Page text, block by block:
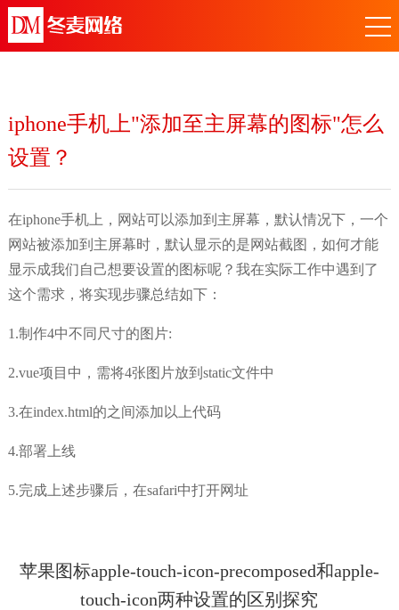
iphone手机上"添加至主屏幕的图标"怎么
设置？
在iphone手机上，网站可以添加到主屏幕，默认情况下，一个
网站被添加到主屏幕时，默认显示的是网站截图，如何才能
显示成我们自己想要设置的图标呢？我在实际工作中遇到了
这个需求，将实现步骤总结如下：
1.制作4中不同尺寸的图片:
2.vue项目中，需将4张图片放到static文件中
3.在index.html的之间添加以上代码
4.部署上线
5.完成上述步骤后，在safari中打开网址
苹果图标apple-touch-icon-precomposed和apple-
touch-icon两种设置的区别探究